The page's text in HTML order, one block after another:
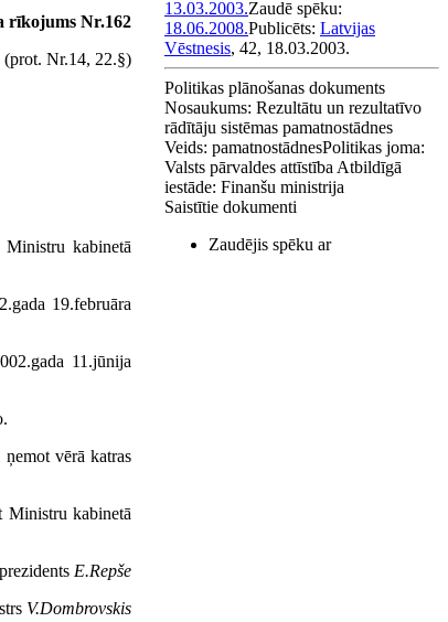
rīkojums Nr.162
(prot. Nr.14, 22.§)
Ministru kabinetā
19.februāra
11.jūnija
vērā katras
Ministru kabinetā
E.Repše
V.Dombrovskis
13.03.2003.Zaudē spēku:
18.06.2008.Publicēts: Latvijas
Vēstnesis, 42, 18.03.2003.
Politikas plānošanas dokuments
Nosaukums: Rezultātu un rezultatīvo
rādītāju sistēmas pamatnostādnes
Veids: pamatnostādnesPolitikas joma:
Valsts pārvaldes attīstība Atbildīgā
iestāde: Finanšu ministrija
Saistītie dokumenti
Zaudējis spēku ar